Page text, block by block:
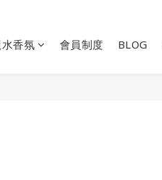
香氛 會員制度 BLOG